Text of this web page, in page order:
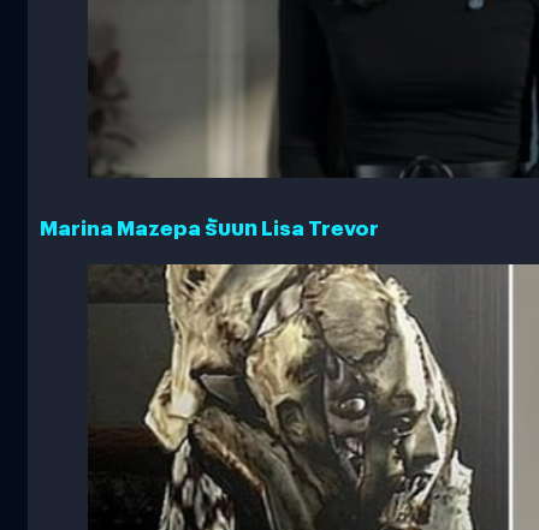
Marina Mazepa รับบท Lisa Trevor